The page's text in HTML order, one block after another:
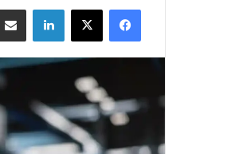
فيسبوك ‫X لينكدإن